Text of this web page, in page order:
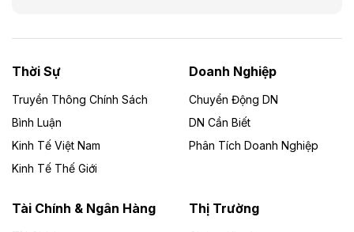
Dự án Nhà máy xử lý rác và phát điện Bắc Giang do
Công ty TNHH Năng lượng môi trường Bắc Giang làm
Theo vietnamfinance.vn
Đức Long Gia Lai mở rộng ‘hệ sinh thái’
Lai
Thời Sự
Truyền Thông Chính Sách
Bình Luận
Kinh Tế Việt Nam
Kinh Tế Thế Giới
Doanh Nghiệp
Chuyển Động DN
DN Cần Biết
Phân Tích Doanh Nghiệp
Tài Chính & Ngân Hàng Thị Trường